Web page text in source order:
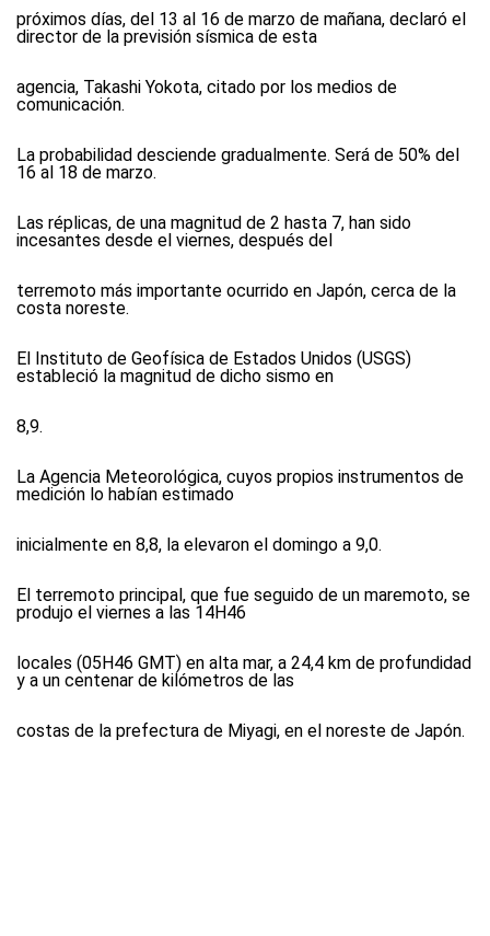
próximos días, del 13 al 16 de marzo de mañana, declaró el
director de la previsión sísmica de esta
agencia, Takashi Yokota, citado por los medios de
comunicación.
La probabilidad desciende gradualmente. Será de 50% del
16 al 18 de marzo.
Las réplicas, de una magnitud de 2 hasta 7, han sido
incesantes desde el viernes, después del
terremoto más importante ocurrido en Japón, cerca de la
costa noreste.
El Instituto de Geofísica de Estados Unidos (USGS)
estableció la magnitud de dicho sismo en
8,9.
La Agencia Meteorológica, cuyos propios instrumentos de
medición lo habían estimado
inicialmente en 8,8, la elevaron el domingo a 9,0.
El terremoto principal, que fue seguido de un maremoto, se
produjo el viernes a las 14H46
locales (05H46 GMT) en alta mar, a 24,4 km de profundidad
y a un centenar de kilómetros de las
costas de la prefectura de Miyagi, en el noreste de Japón.